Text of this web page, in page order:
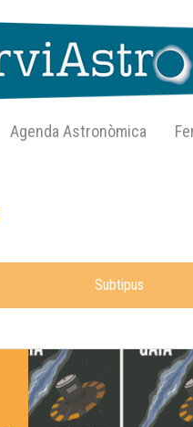
Agenda Astronòmica